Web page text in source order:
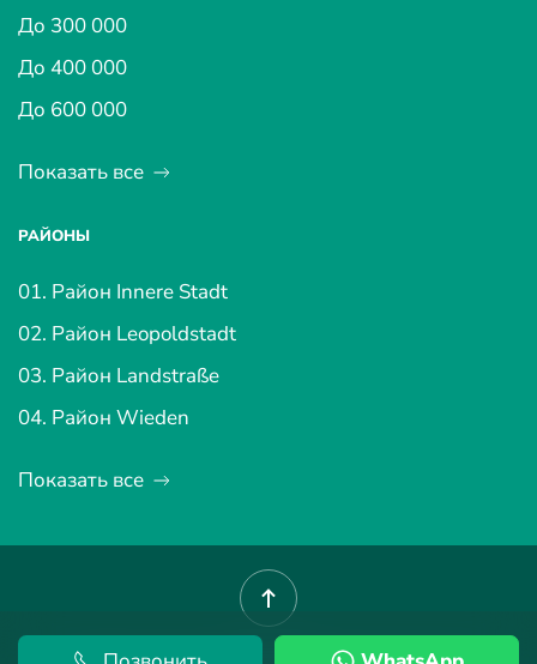
До 300 000
До 400 000
До 600 000
Показать все
РАЙОНЫ
01. Район Innere Stadt
02. Район Leopoldstadt
03. Район Landstraße
04. Район Wieden
Показать все